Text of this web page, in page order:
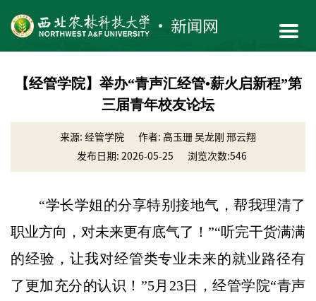
【经管学院】举办“青声汇经管•薪火启新程”第
三届青年校友论坛
来源: 经管学院
作者: 高玉珊 吴龙刚 邢云翔
发布日期: 2026-05-25
浏览次数:546
“学长学姐的分享特别接地气，帮我理清了
职业方向，对未来更有底气了！”“听完干货满满
的经验，让我对经管类专业未来的就业路径有
了更加充分的认识！”5月23日，经管学院“青声